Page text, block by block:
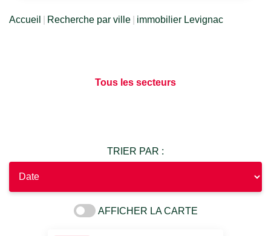
Accueil Recherche par ville immobilier Levignac
Tous les secteurs
TRIER PAR :
AFFICHER LA CARTE